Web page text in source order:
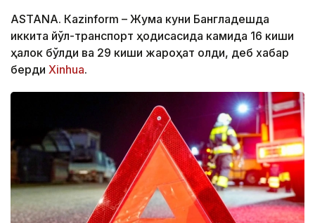
ASTANА. Кazinform – Жума куни Бангладешда
иккита йўл-транспорт ҳодисасида камида 16 киши
ҳалок бўлди ва 29 киши жароҳат олди, деб хабар
берди Xinhua.